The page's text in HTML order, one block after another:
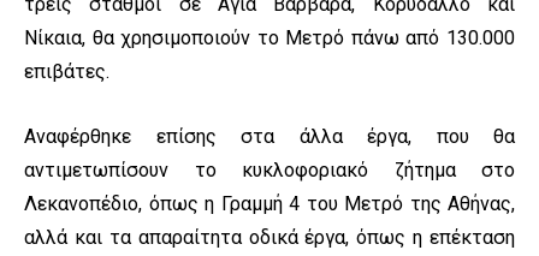
Νίκαια, θα χρησιμοποιούν το Μετρό πάνω από 130.000
επιβάτες.
Αναφέρθηκε επίσης στα άλλα έργα, που θα
αντιμετωπίσουν το κυκλοφοριακό ζήτημα στο
Λεκανοπέδιο, όπως η Γραμμή 4 του Μετρό της Αθήνας,
αλλά και τα απαραίτητα οδικά έργα, όπως η επέκταση